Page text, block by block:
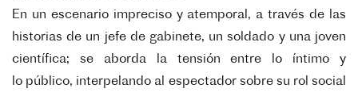
En un escenario impreciso y atemporal, a través de las
historias de un jefe de gabinete, un soldado y una joven
científica; se aborda la tensión entre lo íntimo y
lo público, interpelando al espectador sobre su rol social